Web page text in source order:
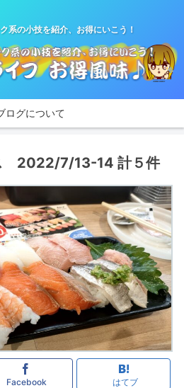
系の小技を紹介、お得にいこう！
ログについて
2022/7/13-14 計５件
Facebook はてブ